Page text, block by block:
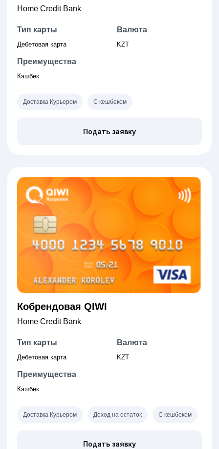
Home Credit Bank
Тип карты
Дебетовая карта
Валюта
KZT
Преимущества
Кэшбек
Подать заявку
Доставка Курьером С кешбеком
Кобрендовая QIWI
Home Credit Bank
Тип карты
Дебетовая карта
Валюта
KZT
Преимущества
Кэшбек
Подать заявку
Доставка Курьером Доход на остаток С кешбеком